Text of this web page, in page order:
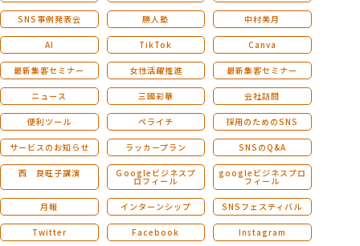
SNS事例発表会 勝人塾 中村美月
AI TikTok Canva
最新集客セミナー 女性活躍推進 最新集客セミナー
ニュース 三國彩華 会社訪問
便利ツール ペライチ 採用のためのSNS
サービスのお知らせ ラッカープラン SNSのQ&A
西 良旺子講演 Ｇoogleビジネスプ
ロフィール
googleビジネスプロ
フィール
月報 インターンシップ SNSフェスティバル
Twitter Facebook Instagram